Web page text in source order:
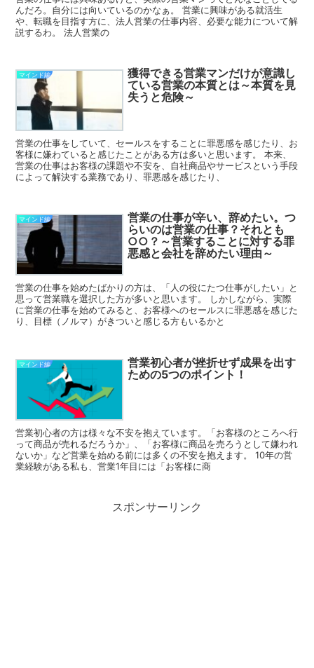
んだろ。自分には向いているのかなぁ。 営業に興味がある就活生
や、転職を目指す方に、法人営業の仕事内容、必要な能力について解
説するわ。 法人営業の
マインド編
獲得できる営業マンだけが意識し
ている営業の本質とは～本質を見
失うと危険～
営業の仕事をしていて、セールスをすることに罪悪感を感じたり、お
客様に嫌わていると感じたことがある方は多いと思います。 本来、
営業の仕事はお客様の課題や不安を、自社商品やサービスという手段
によって解決する業務であり、罪悪感を感じたり、
マインド編
営業の仕事が辛い、辞めたい。つ
らいのは営業の仕事？それとも
○○？～営業することに対する罪
悪感と会社を辞めたい理由～
営業の仕事を始めたばかりの方は、「人の役にたつ仕事がしたい」と
思って営業職を選択した方が多いと思います。 しかしながら、実際
に営業の仕事を始めてみると、お客様へのセールスに罪悪感を感じた
り、目標（ノルマ）がきついと感じる方もいるかと
マインド編
営業初心者が挫折せず成果を出す
ための5つのポイント！
営業初心者の方は様々な不安を抱えています。「お客様のところへ行
って商品が売れるだろうか」、「お客様に商品を売ろうとして嫌われ
ないか」など営業を始める前には多くの不安を抱えます。 10年の営
業経験がある私も、営業1年目には「お客様に商
スポンサーリンク